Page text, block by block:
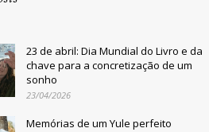
23 de abril: Dia Mundial do Livro e da
chave para a concretização de um
sonho
23/04/2026
Memórias de um Yule perfeito